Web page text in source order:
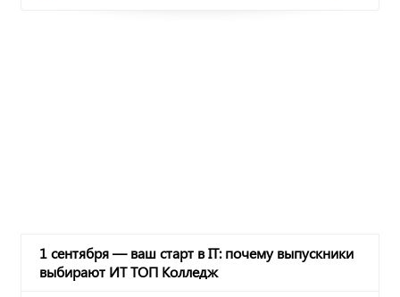
1 сентября — ваш старт в IT: почему выпускники
выбирают ИТ ТОП Колледж